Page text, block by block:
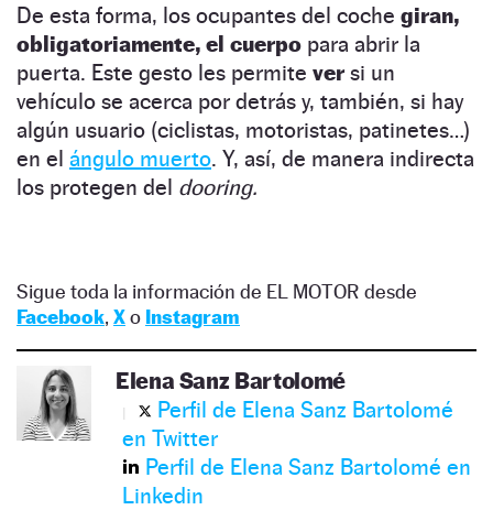
De esta forma, los ocupantes del coche giran,
obligatoriamente, el cuerpo para abrir la
puerta. Este gesto les permite versi un
vehículo se acerca por detrás y, también, si hay
algún usuario (ciclistas, motoristas, patinetes…)
en el ángulo muerto. Y, así, de manera indirecta
los protegen del dooring.
Sigue toda la información de EL MOTOR desde
Facebook, Xo Instagram
Elena Sanz Bartolomé
Perfil de Elena Sanz Bartolomé
en Twitter
Perfil de Elena Sanz Bartolomé en
Linkedin